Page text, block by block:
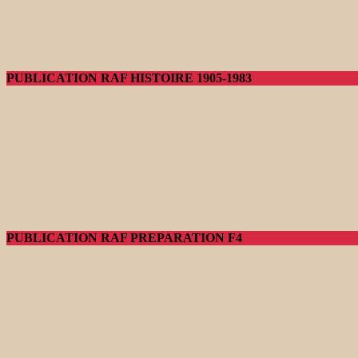
PUBLICATION RAF HISTOIRE 1905-1983
PUBLICATION RAF PREPARATION F4